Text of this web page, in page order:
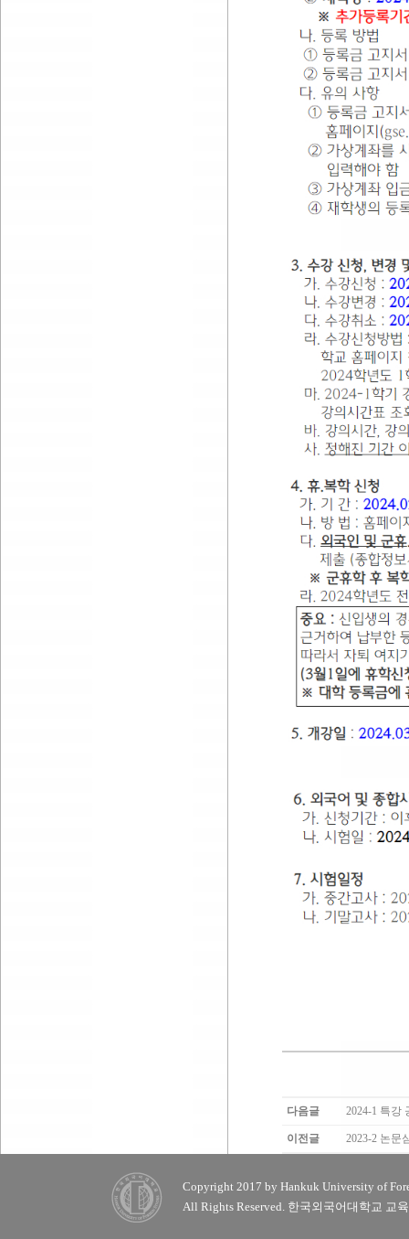
다음글 2024-1 특강
이전글 2023-2 논문
Copyright 2017 by Hankuk University of
All Rights Reserved. 한국외국어대학교 교